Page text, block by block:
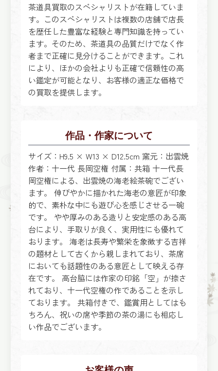
茶道具買取のスペシャリストが在籍していま
す。このスペシャリストは複数の店舗で店長
を歴任した豊富な経験と専門知識を持ってい
ます。そのため、茶道具の品質だけでなく作
者まで正確に見分けることができます。これ
により、ほかの会社よりも正確で信頼性の高
い鑑定が可能となり、お客様の適正な価格で
の買取を提供します。
作品・作家について
サイズ：H9.5 × W13 × D12.5cm 窯元：出雲焼
作者：十一代 長岡空権 付属：共箱 十一代長
岡空権による、出雲焼の海老絵茶碗でござい
ます。 伸びやかに描かれた海老の意匠が印象
的で、素朴な中にも遊び心を感じさせる一碗
です。 やや厚みのある造りと安定感のある高
台により、手取りが良く、実用性にも優れて
おります。 海老は長寿や繁栄を象徴する吉祥
の題材として古くから親しまれており、茶席
においても話題性のある意匠として映える存
在です。 高台脇には作家の印銘「空」が捺さ
れており、十一代空権の作であることを示し
ております。 共箱付きで、鑑賞用としてはも
ちろん、祝いの席や季節の茶の湯にも相応し
い作品でございます。